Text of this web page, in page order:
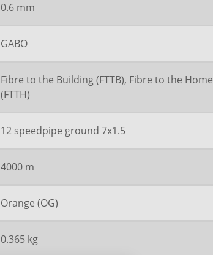
0.6 mm
GABO
Fibre to the Building (FTTB), Fibre to the Home
(FTTH)
12 speedpipe ground 7x1.5
4000 m
Orange (OG)
0.365 kg